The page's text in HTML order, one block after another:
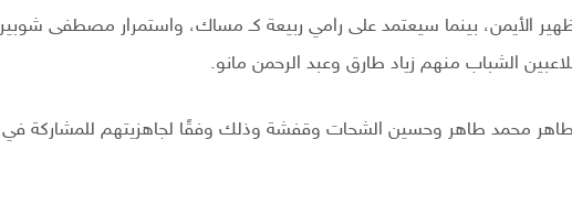
الأيمن، بينما سيعتمد على رامي ربيعة كـ مساك، واستمرار مصطفى شوبير
الشباب منهم زياد طارق وعبد الرحمن مانو.
طاهر محمد طاهر وحسين الشحات وقفشة وذلك وفقًا لجاهزيتهم للمشاركة في